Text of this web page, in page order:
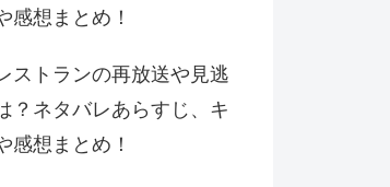
感想まとめ！
ストランの再放送や見逃
？ネタバレあらすじ、キ
感想まとめ！